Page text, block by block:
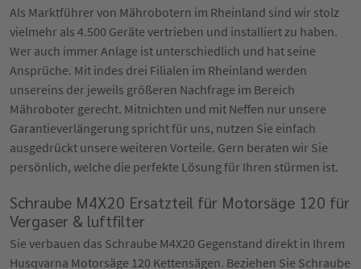
Als Marktführer von Mährobotern im Rheinland sind wir stolz
vielmehr als 4.500 Geräte vertrieben und installiert zu haben.
Wer auch immer Anlage ist unterschiedlich und hat seine
Ansprüche. Mit indes drei Filialen im Rheinland werden
unsereins der jeweils größeren Nachfrage im Bereich
Mähroboter gerecht. Mitnichten und mit Neffen nur unsere
Garantieverlängerung spricht für uns, nutzen Sie einfach
ausgedrückt unsere weiteren Vorteile. Gern beraten wir Sie
persönlich, welche die perfekte Lösung für Ihren stürmen ist.
Schraube M4X20 Ersatzteil für Motorsäge 120 für
Vergaser & luftfilter
Sie verbauen das Schraube M4X20 Gegenstand direkt in Ihrem
Husqvarna Motorsäge 120 Kettensägen. Beziehen Sie Schraube